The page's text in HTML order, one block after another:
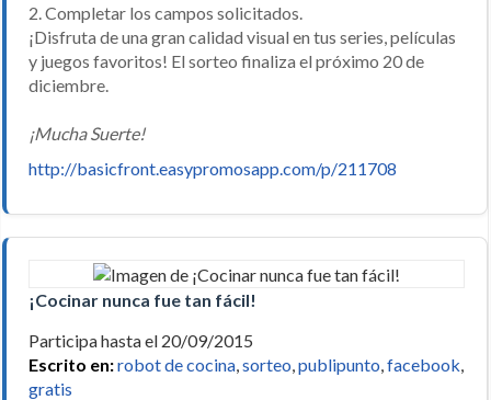
2. Completar los campos solicitados.
¡Disfruta de una gran calidad visual en tus series, películas
y juegos favoritos! El sorteo finaliza el próximo 20 de
diciembre.
¡Mucha Suerte!
http://basicfront.easypromosapp.com/p/211708
¡Cocinar nunca fue tan fácil!
Participa hasta el 20/09/2015
Escrito en:robot de cocina,sorteo,publipunto,facebook,
gratis